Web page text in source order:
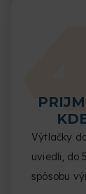
Výtlačky
uviedli, do
spôsobu